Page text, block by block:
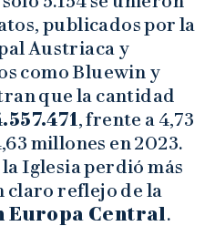
publicados por la
Austriaca y
como Bluewin y
que la cantidad
, frente a 4,73
millones en 2023.
la Iglesia perdió más
claro reflejo de la
Europa Central.